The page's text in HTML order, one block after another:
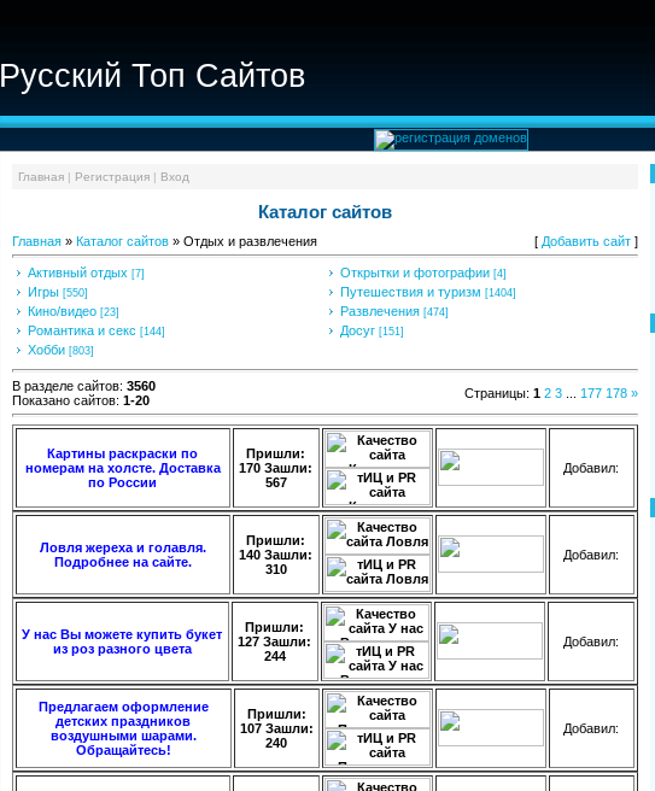
Русский Топ Сайтов
Главная| Регистрация| Вход
Каталог сайтов
Главная» Каталог сайтов» Отдых и развлечения [ Добавить сайт]
Активный отдых [7] Открытки и фотографии [4]
Игры [550] Путешествия и туризм [1404]
Кино/видео [23] Развлечения [474]
Романтика и секс [144] Досуг [151]
Хобби [803]
В разделе сайтов: 3560
Показано сайтов: 1-20 Страницы: 1 2 3 177 178 »
Картины раскраски по
номерам на холсте. Доставка
по России
Пришли:
170 Зашли:
567
Добавил:
Ловля жереха и голавля.
Подробнее на сайте.
Пришли:
140 Зашли:
310
Добавил:
У нас Вы можете купить букет
из роз разного цвета
Пришли:
127 Зашли:
244
Добавил:
Предлагаем оформление
детских праздников
воздушными шарами.
Обращайтесь!
Пришли:
107 Зашли:
240
Добавил: